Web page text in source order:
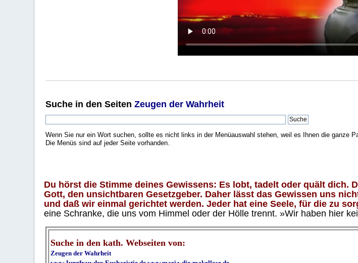
Suche in den SeitenZeugen der Wahrheit
Wenn Sie nur ein Wort suchen, sollte es nicht links in der Menüauswahl stehen, weil es Ihnen die ganze
Die Menüs sind auf jeder Seite vorhanden.
Du hörst die Stimme deines Gewissens: Es lobt, tadelt oder quält dich.
Gott, den unsichtbaren Gesetzgeber. Daher lässt das Gewissen uns
und daß wir einmal gerichtet werden. Jeder hat eine Seele, für die zu
eine Schranke, die uns vom Himmel oder der Hölle trennt. »Wir haben hier
Suche in den kath. Webseiten von:
Zeugen der Wahrheit